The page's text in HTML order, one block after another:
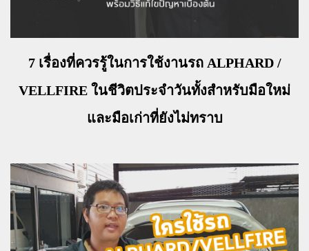
7 เรื่องที่ควรรู้ในการใช้งานรถ ALPHARD /
VELLFIRE ในชีวิตประจำวันทั้งสำหรับมือใหม่
และมือเก่าที่ยังไม่ทราบ